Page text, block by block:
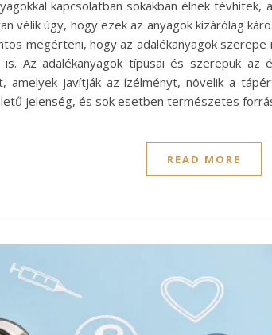
kapcsolatban sokakban élnek
vélik úgy, hogy ezek az anyagok kizárólag
megérteni, hogy az adalékanyagok
Az adalékanyagok típusai és szerepük az
amelyek javítják az ízélményt, növelik a
jelenség, és sok esetben természetes
READ MORE